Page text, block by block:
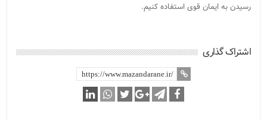
رسیدن به ایمان قوی استفاده کنیم.
اشتراک گذاری